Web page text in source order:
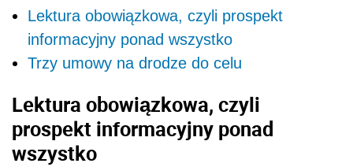
Lektura obowiązkowa, czyli prospekt
informacyjny ponad wszystko
Trzy umowy na drodze do celu
Lektura obowiązkowa, czyli
prospekt informacyjny ponad
wszystko